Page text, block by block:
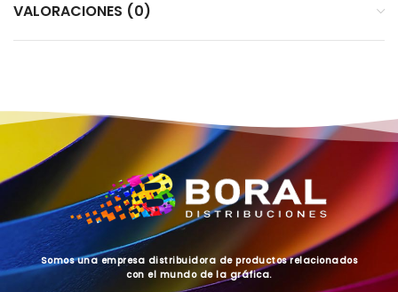
VALORACIONES (0)
Somos una empresa distribuidora de productos relacionados
con el mundo de la gráfica.